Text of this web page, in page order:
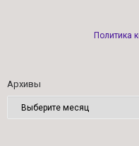
Политика
Архивы